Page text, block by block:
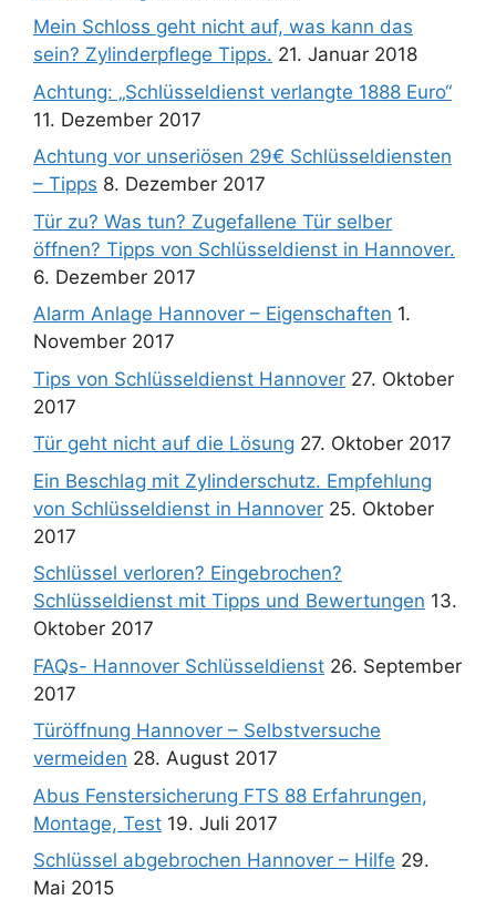
Mein Schloss geht nicht auf, was kann das
sein? Zylinderpflege Tipps. 21. Januar 2018
Achtung: „Schlüsseldienst verlangte 1888 Euro“
11. Dezember 2017
Achtung vor unseriösen 29€ Schlüsseldiensten
– Tipps 8. Dezember 2017
Tür zu? Was tun? Zugefallene Tür selber
öffnen? Tipps von Schlüsseldienst in Hannover.
6. Dezember 2017
Alarm Anlage Hannover – Eigenschaften 1.
November 2017
Tips von Schlüsseldienst Hannover 27. Oktober
2017
Tür geht nicht auf die Lösung 27. Oktober 2017
Ein Beschlag mit Zylinderschutz. Empfehlung
von Schlüsseldienst in Hannover 25. Oktober
2017
Schlüssel verloren? Eingebrochen?
Schlüsseldienst mit Tipps und Bewertungen 13.
Oktober 2017
FAQs- Hannover Schlüsseldienst 26. September
2017
Türöffnung Hannover – Selbstversuche
vermeiden 28. August 2017
Abus Fenstersicherung FTS 88 Erfahrungen,
Montage, Test 19. Juli 2017
Schlüssel abgebrochen Hannover – Hilfe 29.
Mai 2015